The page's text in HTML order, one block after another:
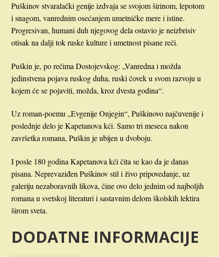
Puškinov stvaralački genije izdvaja se svojom širinom, lepotom
i snagom, vanrednim osećanjem umetničke mere i istine.
Progresivan, humani duh njegovog dela ostavio je neizbrisiv
otisak na dalji tok ruske kulture i umetnost pisane reči.
Puškin je, po rečima Dostojevskog: „Vanredna i možda
jedinstvena pojava ruskog duha, ruski čovek u svom razvoju u
kojem će se pojaviti, možda, kroz dvesta godina“.
Uz roman-poemu „Evgenije Onjegin“, Puškinovo najčuvenije i
poslednje delo je Kapetanova kći. Samo tri meseca nakon
završetka romana, Puškin je ubijen u dvoboju.
I posle 180 godina Kapetanova kći čita se kao da je danas
pisana. Neprevaziđen Puškinov stil i živo pripovedanje, uz
galeriju nezaboravnih likova, čine ovo delo jednim od najboljih
romana u svetskoj literaturi i sastavnim delom školskih lektira
širom sveta.
DODATNE INFORMACIJE